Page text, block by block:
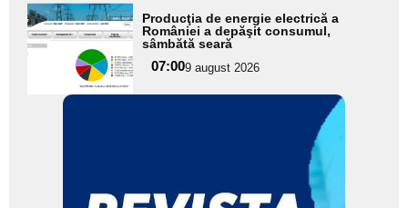
Adaugă
aici textul
pentru
subtitlu
Producţia de energie electrică a
României a depăşit consumul,
sâmbătă seară
07:009 august 2026